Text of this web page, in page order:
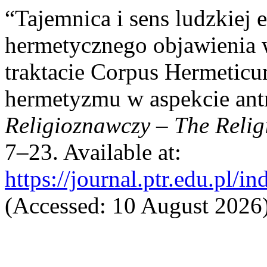
“Tajemnica i sens ludzkiej
hermetycznego objawienia
traktacie Corpus
hermetyzmu w aspekcie
Religioznawczy – The
7–23. Available at:
https://journal.ptr.edu.pl/
(Accessed: 10 August